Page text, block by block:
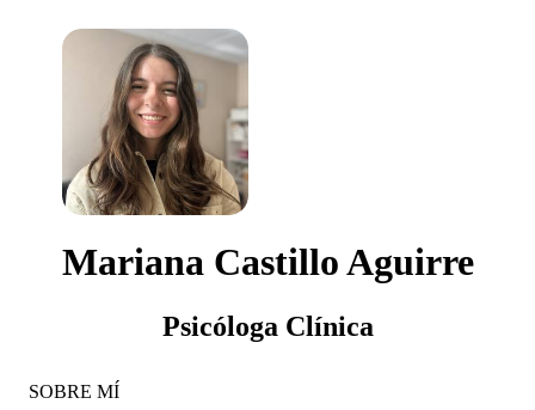
Mariana Castillo Aguirre
Psicóloga Clínica
SOBRE MÍ